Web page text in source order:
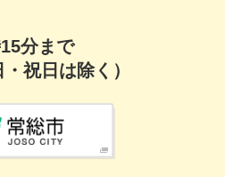
分まで
祝日は除く）